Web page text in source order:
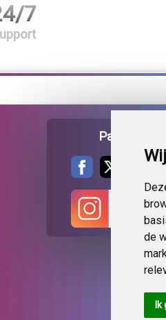
de
7
Pagina delen